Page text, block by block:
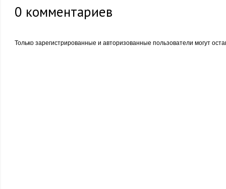
0 комментариев
Только зарегистрированные и авторизованные пользователи могут